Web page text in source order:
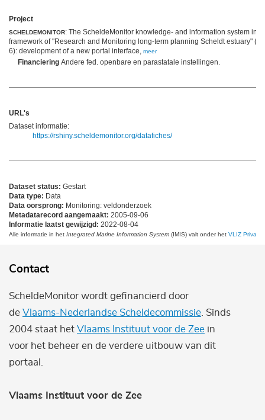
Project
SCHELDEMONITOR: The ScheldeMonitor knowledge- and information system in
framework of "Research and Monitoring long-term planning Scheldt estuary"
6): development of a new portal interface, meer
Financiering Andere fed. openbare en parastatale instellingen.
URL's
Dataset informatie:
https://rshiny.scheldemonitor.org/datafiches/
Dataset status: Gestart
Data type: Data
Data oorsprong: Monitoring: veldonderzoek
Metadatarecord aangemaakt: 2005-09-06
Informatie laatst gewijzigd: 2022-08-04
Alle informatie in het Integrated Marine Information System (IMIS) valt onder het VLIZ Privacy
Contact
ScheldeMonitor wordt gefinancierd door
de Vlaams-Nederlandse Scheldecommissie . Sinds
2004 staat het Vlaams Instituut voor de Zee in
voor het beheer en de verdere uitbouw van dit
portaal.
Vlaams Instituut voor de Zee